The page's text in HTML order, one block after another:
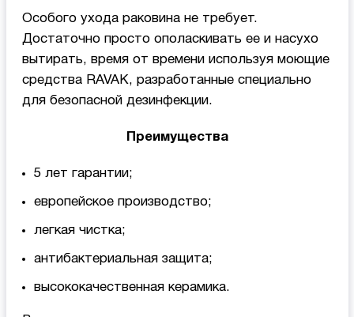
Особого ухода раковина не требует.
Достаточно просто ополаскивать ее и насухо
вытирать, время от времени используя моющие
средства RAVAK, разработанные специально
для безопасной дезинфекции.
Преимущества
5 лет гарантии;
европейское производство;
легкая чистка;
антибактериальная защита;
высококачественная керамика.